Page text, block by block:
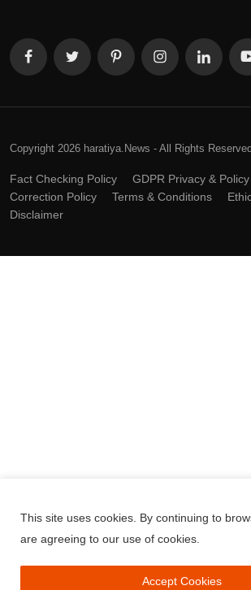
Copyright 2026 haratiya.News - All Rights
Fact Checking Policy
GDPR Privacy & Policy
Correction Policy
Terms & Conditions
Disclaimer
This site uses cookies. By continuing to
are agreeing to our use of cookies.
Accept Cookies